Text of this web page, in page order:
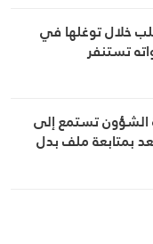
خلال توغلها في
تستنفر
الشؤون تستمع إلى
بمتابعة ملف بدل